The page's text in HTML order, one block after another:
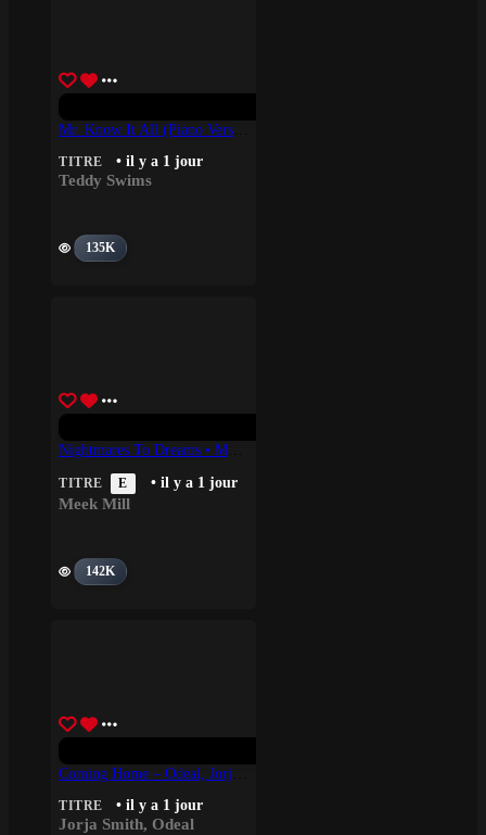
TITRE • il y a 1 jour
Teddy Swims
135K
TITRE E • il y a 1 jour
Meek Mill
142K
TITRE • il y a 1 jour
Jorja Smith, Odeal